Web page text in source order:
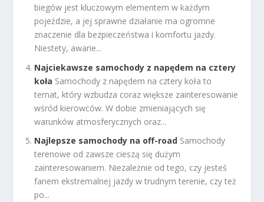
biegów jest kluczowym elementem w każdym
pojeździe, a jej sprawne działanie ma ogromne
znaczenie dla bezpieczeństwa i komfortu jazdy.
Niestety, awarie...
Najciekawsze samochody z napędem na cztery
koła Samochody z napędem na cztery koła to
temat, który wzbudza coraz większe zainteresowanie
wśród kierowców. W dobie zmieniających się
warunków atmosferycznych oraz...
Najlepsze samochody na off-road Samochody
terenowe od zawsze cieszą się dużym
zainteresowaniem. Niezależnie od tego, czy jesteś
fanem ekstremalnej jazdy w trudnym terenie, czy też
po...